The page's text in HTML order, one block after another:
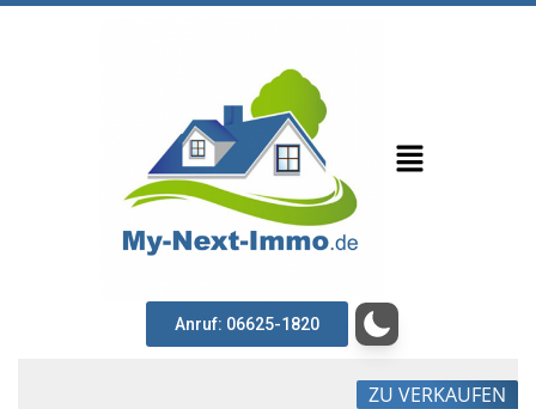
Anruf: 06625-1820
ZU VERKAUFEN